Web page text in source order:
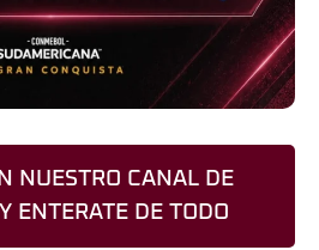
NUESTRO CANAL DE
ENTERATE DE TODO